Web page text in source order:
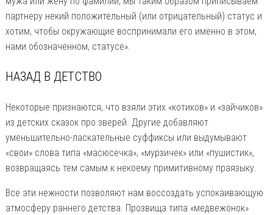
партнеру некий положительный (или отрицательный) статус и
хотим, чтобы окружающие воспринимали его именно в этом,
нами обозначенном, статусе».
НАЗАД В ДЕТСТВО
Некоторые признаются, что взяли этих «котиков» и «зайчиков»
из детских сказок про зверей. Другие добавляют
уменьшительно-ласкательные суффиксы или выдумывают
«свои» слова типа «масюсечка», «мурзичек» или «пушистик»,
возвращаясь тем самым к некоему примитивному праязыку.
Все эти нежности позволяют нам воссоздать успокаивающую
атмосферу раннего детства. Прозвища типа «медвежонок»